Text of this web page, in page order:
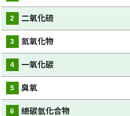
2 二氧化硫
3 氮氧化物
4 一氧化碳
5 臭氧
6 總碳氫化合物